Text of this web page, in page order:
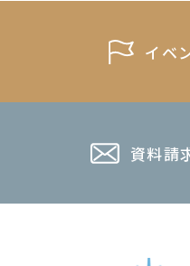
イベ
資料請